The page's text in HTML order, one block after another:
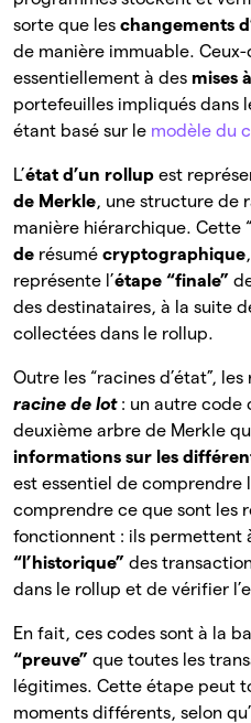
sorte que les changements
de manière immuable.
essentiellement à des mises
portefeuilles impliqués dans
étant basé sur le modèle du
L’état d’un rollup est
de Merkle, une structure de
manière hiérarchique. Cette
de résumé cryptographique
représente l’étape “finale”
des destinataires, à la suite
collectées dans le rollup.
Outre les “racines d’état”,
racine de lot : un autre code
deuxième arbre de Merkle
informations sur les
est essentiel de comprendre
comprendre ce que sont les
fonctionnent : ils permettent
“l’historique” des
dans le rollup et de vérifier
En fait, ces codes sont à la
“preuve” que toutes les
légitimes. Cette étape peut
moments différents, selon